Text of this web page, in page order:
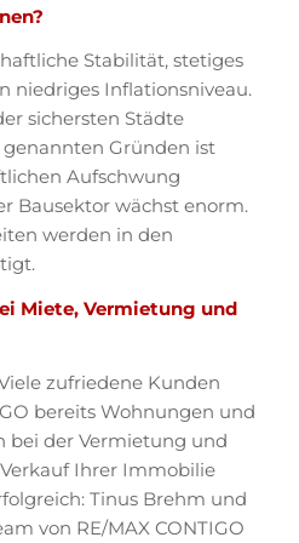
Stabilität, stetiges
niedriges Inflationsniveau.
sichersten Städte
genannten Gründen ist
Aufschwung
Bausektor wächst enorm.
werden in den
Miete, Vermietung und
zufriedene Kunden
bereits Wohnungen und
bei der Vermietung und
Ihrer Immobilie
Tinus Brehm und
von RE/MAX CONTIGO